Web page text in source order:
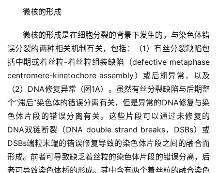
微核的形成
微核的形成是在细胞分裂的背景下发生的，与染色体错
误分裂的两种相关机制有关，包括：（1）有丝分裂缺陷包
括中期或着丝粒-着丝粒组装缺陷（defective metaphase
centromere-kinetochore assembly）或后期异常，以及
（2）DNA修复异常（图1A）。虽然有丝分裂缺陷与后期整
个“滞后”染色体的错误分离有关，但是异常的DNA修复与染
色体片段的错误分离有关。这些片段可以通过未修复的
DNA双链断裂（DNA double strand breaks，DSBs）或
DSBs端粒末端的错误修复导致的染色体片段之间的融合而
形成。前者可导致缺乏着丝粒的染色体片段的错误分离，后
者可导致染色体桥的形成。其中含有两个着丝粒的融合染色